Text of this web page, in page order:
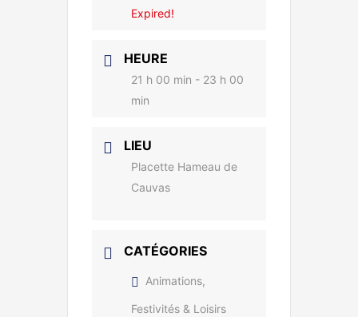
Expired!
HEURE
21 h 00 min - 23 h 00
min
LIEU
Placette Hameau de
Cauvas
CATÉGORIES
Animations,
Festivités & Loisirs